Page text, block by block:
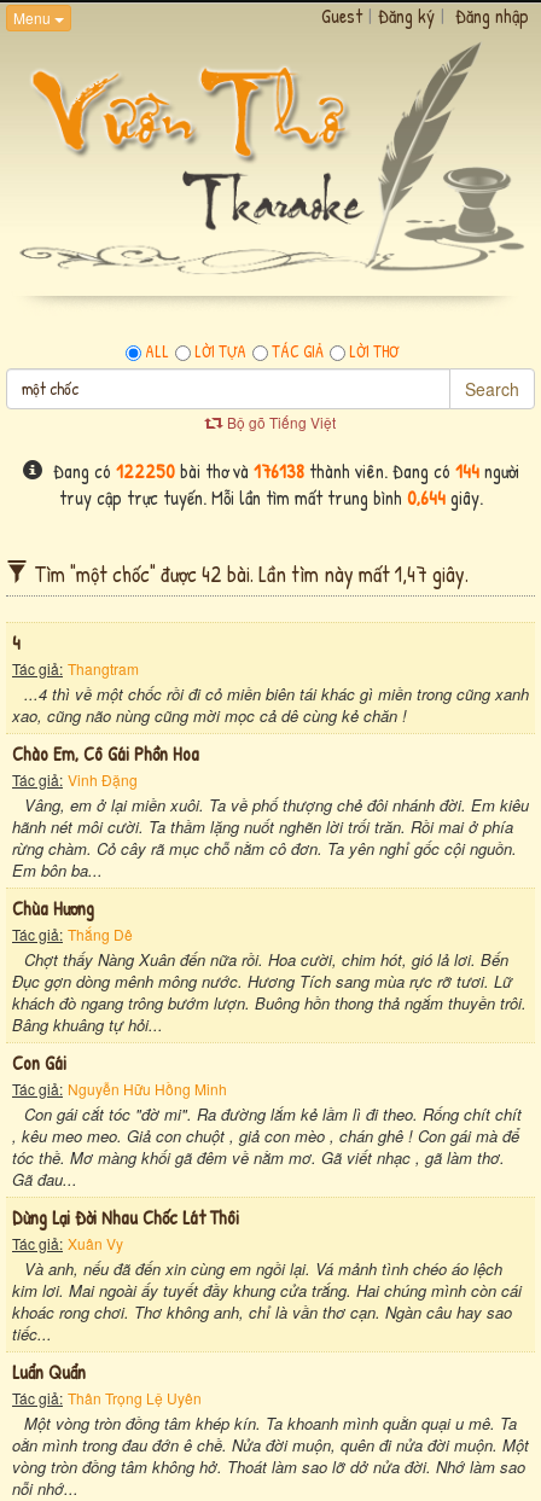
Menu Guest | Đăng ký | Đăng nhập
ALL LỜI TỰA TÁC GIẢ LỜI THƠ
Search
Bộ gõ Tiếng Việt
Đang có 122250bài thơ và 176138thành viên. Đang có 144người
truy cập trực tuyến. Mỗi lần tìm mất trung bình 0,644giây.
Tìm "một chốc" được 42 bài. Lần tìm này mất 1,47 giây.
4
Tác giả: Thangtram
...4 thì về một chốc rồi đi cỏ miền biên tái khác gì miền trong cũng xanh
xao, cũng não nùng cũng mời mọc cả dê cùng kẻ chăn !
Chào Em, Cô Gái Phồn Hoa
Tác giả: Vinh Đặng
Vâng, em ở lại miền xuôi. Ta về phố thượng chẻ đôi nhánh đời. Em kiêu
hãnh nét môi cười. Ta thầm lặng nuốt nghẽn lời trối trăn. Rồi mai ở phía
rừng chàm. Cỏ cây rã mục chỗ nằm cô đơn. Ta yên nghỉ gốc cội nguồn.
Em bôn ba...
Chùa Hương
Tác giả: Thắng Dê
Chợt thấy Nàng Xuân đến nữa rồi. Hoa cười, chim hót, gió lả lơi. Bến
Đục gợn dòng mênh mông nước. Hương Tích sang mùa rực rỡ tươi. Lữ
khách đò ngang trông bướm lượn. Buông hồn thong thả ngắm thuyền trôi.
Bâng khuâng tự hỏi...
Con Gái
Tác giả: Nguyễn Hữu Hồng Minh
Con gái cắt tóc "đờ mi". Ra đường lắm kẻ lầm lì đi theo. Rống chít chít
, kêu meo meo. Giả con chuột , giả con mèo , chán ghê ! Con gái mà để
tóc thề. Mơ màng khối gã đêm về nằm mơ. Gã viết nhạc , gã làm thơ.
Gã đau...
Dừng Lại Đời Nhau Chốc Lát Thôi
Tác giả: Xuân Vy
Và anh, nếu đã đến xin cùng em ngồi lại. Vá mảnh tình chéo áo lệch
kim lơi. Mai ngoài ấy tuyết đầy khung cửa trắng. Hai chúng mình còn cái
khoác rong chơi. Thơ không anh, chỉ là vần thơ cạn. Ngàn câu hay sao
tiếc...
Luẩn Quẩn
Tác giả: Thân Trọng Lệ Uyên
Một vòng tròn đồng tâm khép kín. Ta khoanh mình quằn quại u mê. Ta
oằn mình trong đau đớn ê chề. Nửa đời muộn, quên đi nửa đời muộn. Một
vòng tròn đồng tâm không hở. Thoát làm sao lỡ dở nửa đời. Nhớ làm sao
nỗi nhớ...